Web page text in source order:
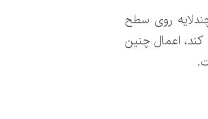
روی سطح
کند، اعمال چنین